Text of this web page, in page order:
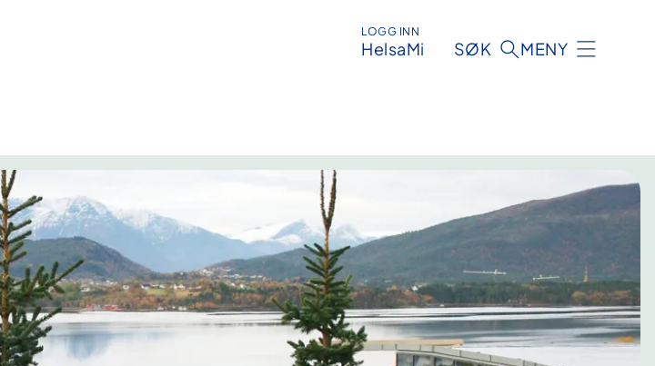
LOGG INN
HelsaMi SØK MENY